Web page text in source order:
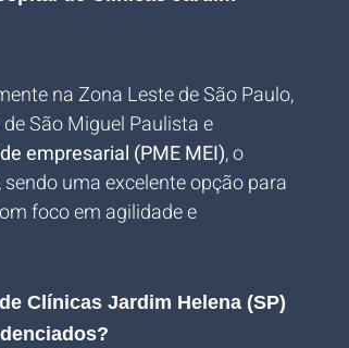
na Zona Leste de São Paulo,
São Miguel Paulista e
empresarial (PME MEI), o
uma excelente opção para
foco em agilidade e
Clínicas Jardim Helena (SP)